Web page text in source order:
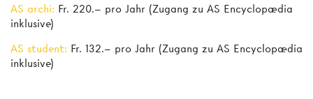
AS archi: Fr. 220.– pro Jahr (Zugang zu AS Encyclopædia
inklusive)
AS student: Fr. 132.– pro Jahr (Zugang zu AS Encyclopædia
inklusive)